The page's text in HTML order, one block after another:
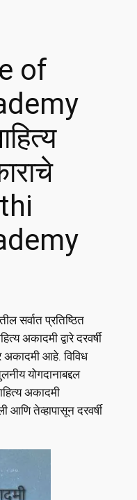
of
सर्वात प्रतिष्ठित
अकादमी द्वारे दरवर्षी
अकादमी आहे. विविध
योगदानाबद्दल
अकादमी
आणि तेव्हापासून दरवर्षी